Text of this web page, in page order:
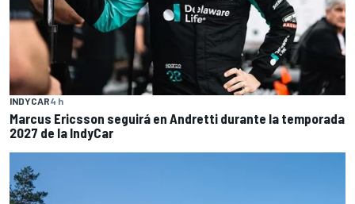
INDYCAR4 h
Marcus Ericsson seguirá en Andretti durante la temporada
2027 de la IndyCar